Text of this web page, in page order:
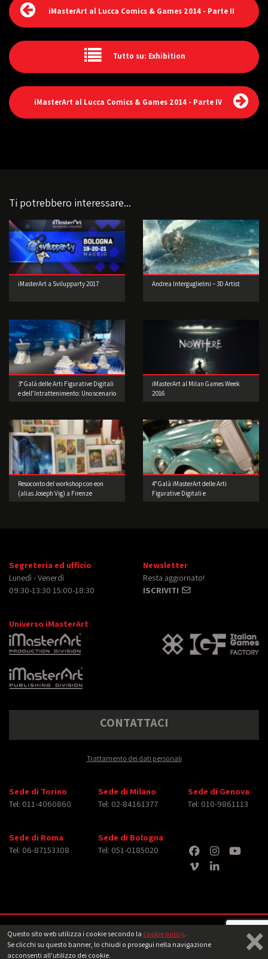
Questo sito web utilizza i cookie secondo la cookie policy.
Se clicchi su questo banner, lo chiudi o prosegui nella navigazione
acconsenti all'utilizzo dei cookie.
×
iMasterArt al Lucca Comics & Games 2014 - Parte II
Tutto su: Exhibition
iMasterArt al Lucca Comics & Games 2014 - Parte IV
Ti potrebbero interessare...
iMasterArt a Svilupparty 2017 Andrea Interguglielmi – 3D Artist
3° Galà delle Arti Figurative Digitali
e dell’Intrattenimento: Uno scenario
iMasterArt al Milan Games Week
2016
Resoconto del workshop con eon
(alias Joseph Vig) a Firenze
4° Galà iMasterArt delle Arti
Figurative Digitali e
Segreteria ed ufficio
Lunedì - Venerdì
09:30-13:30 15:00-18:30
Newsletter
Resta aggiornato!
ISCRIVITI
Universo iMasterArt
CONTATTACI
Trattamento dei dati personali
Sede di Torino
Tel: 011-4060860
Sede di Milano
Tel: 02-84161377
Sede di Genova
Tel: 010-9861113
Sede di Roma
Tel: 06-87153308
Sede di Bologna
Tel: 051-0185020
Copyright © 2026 iMasterArt S.r.l. ‐ All rights reserved. Tutti i diritti relativi ad
immagini e video pubblicati sono dei rispettiviaventi diritto Note legali